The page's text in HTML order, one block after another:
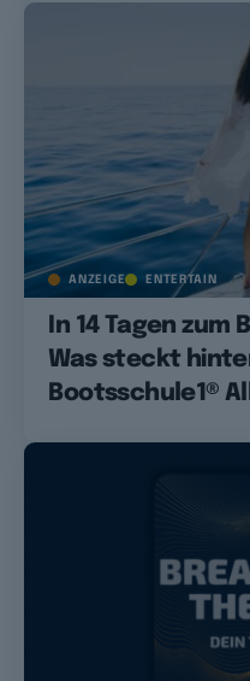
ANZEIGE ENTERTAIN
In 14 Tagen
Was steckt
Bootsschule1®